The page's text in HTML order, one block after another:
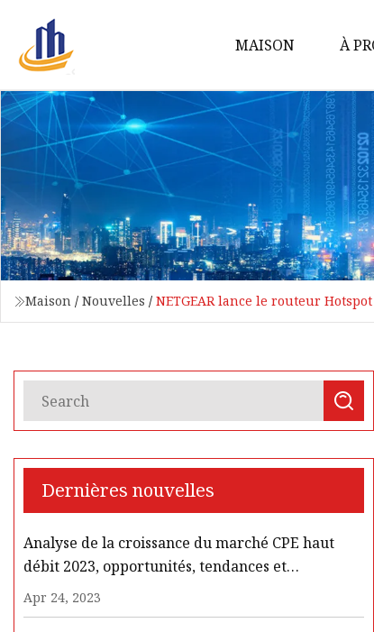
MAISON À
Maison / Nouvelles / NETGEAR lance le routeur
Dernières nouvelles
Analyse de la croissance du marché CPE haut
débit 2023, opportunités, tendances et
développements jusqu'en 2030
Apr 24, 2023